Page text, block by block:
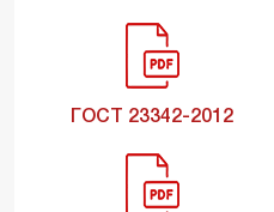
ГОСТ 23342-2012